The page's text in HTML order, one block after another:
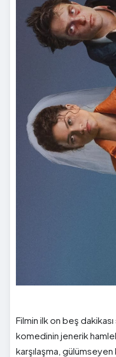
Filmin ilk on beş
komedinin jenerik
karşılaşma,